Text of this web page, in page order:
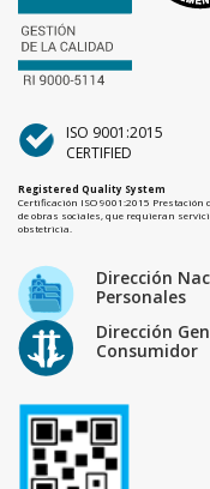
ISO 9001:2015
CERTIFIED
Registered Quality System
Certificación ISO 9001:2015
de obras sociales, que requieran
obstetricia.
Dirección
Personales
Dirección
Consumidor